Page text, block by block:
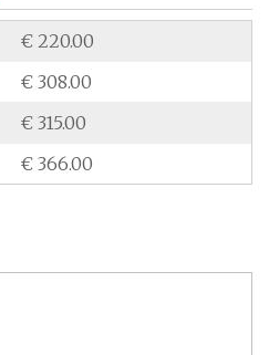
€ 220.00
€ 308.00
€ 315.00
€ 366.00